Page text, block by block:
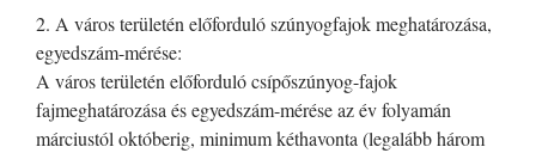
2. A város területén előforduló szúnyogfajok meghatározása,
egyedszám-mérése:
A város területén előforduló csípőszúnyog-fajok
fajmeghatározása és egyedszám-mérése az év folyamán
márciustól októberig, minimum kéthavonta (legalább három